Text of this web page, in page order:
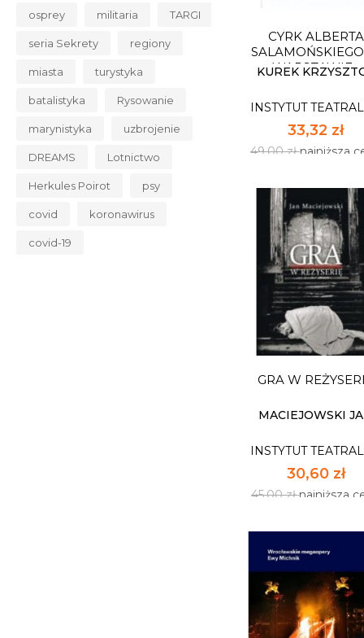
osprey militaria TARGI
seria Sekrety regiony
miasta turystyka
batalistyka Rysowanie
marynistyka uzbrojenie
DREAMS Lotnictwo
Herkules Poirot psy
covid koronawirus
covid-19
Dostępnych: 16
Ilość:
DO
CYRK ALBERTA
WARSZAWIE...
KUREK
INSTYTUT
33,32 zł
49,00 złnajniższa
CYRK ALBERTA
SALAMOŃSKIEGO
WARSZAWIE...
INSTYTUT
33,32 zł
49,00 złnajniższa
Dostępnych: 5
Ilość:
DO
GRA W
MACIEJOWSKI
INSTYTUT
30,60 zł
45,00 złnajniższa
GRA W